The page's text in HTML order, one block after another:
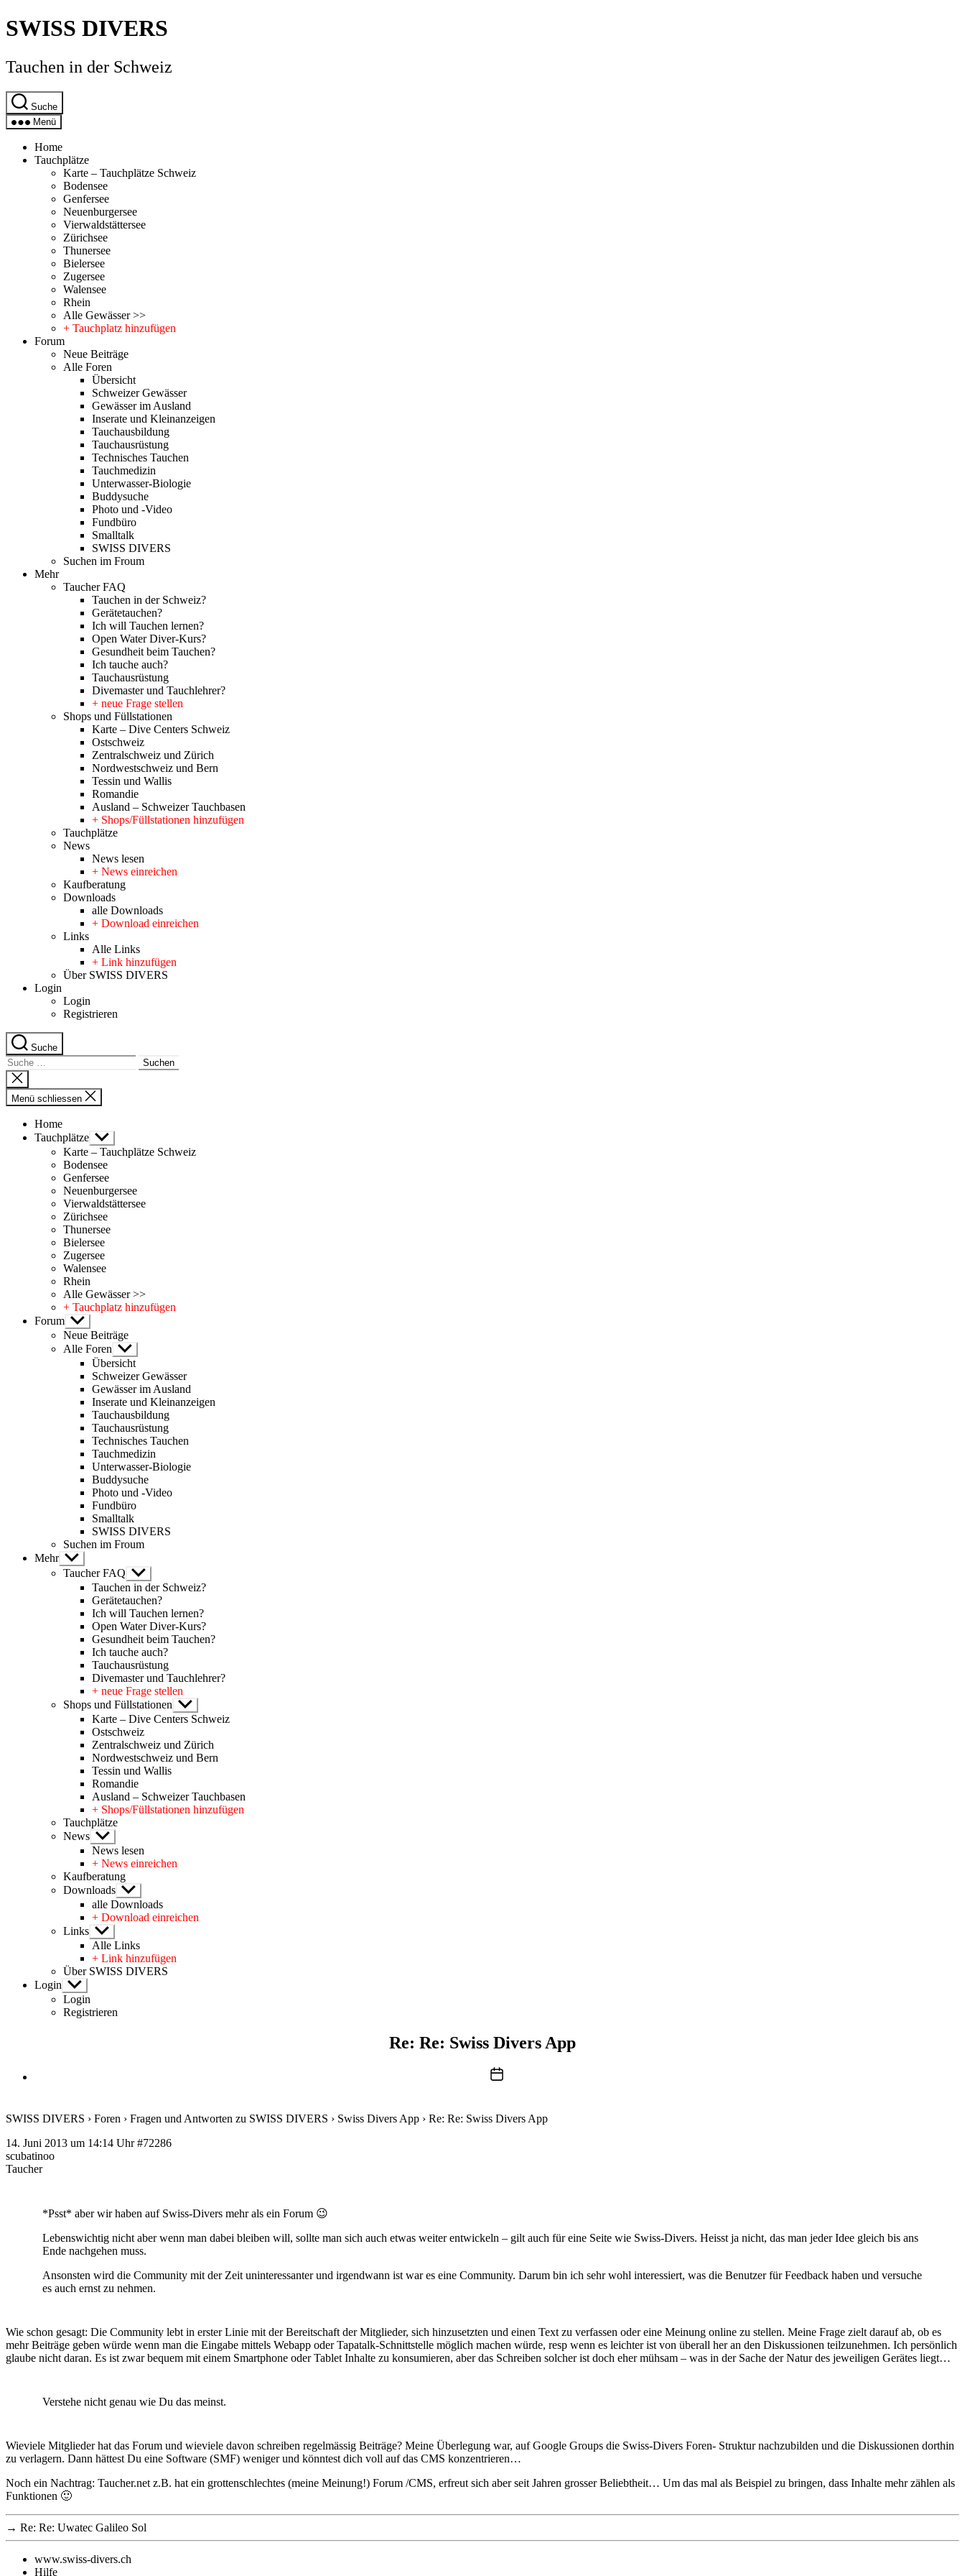
Direkt
zum
wechseln
SWISS DIVERS
Tauchen in der Schweiz
Suche
Menü
Home
Tauchplätze
Karte – Tauchplätze Schweiz
Bodensee
Genfersee
Neuenburgersee
Vierwaldstättersee
Zürichsee
Thunersee
Bielersee
Zugersee
Walensee
Rhein
Alle Gewässer >>
+ Tauchplatz hinzufügen
Forum
Neue Beiträge
Alle Foren
Übersicht
Schweizer Gewässer
Gewässer im Ausland
Inserate und Kleinanzeigen
Tauchausbildung
Tauchausrüstung
Technisches Tauchen
Tauchmedizin
Unterwasser-Biologie
Buddysuche
Photo und -Video
Fundbüro
Smalltalk
SWISS DIVERS
Suchen im Froum
Mehr
Taucher FAQ
Tauchen in der Schweiz?
Gerätetauchen?
Ich will Tauchen lernen?
Open Water Diver-Kurs?
Gesundheit beim Tauchen?
Ich tauche auch?
Tauchausrüstung
Divemaster und Tauchlehrer?
+ neue Frage stellen
Shops und Füllstationen
Karte – Dive Centers Schweiz
Ostschweiz
Zentralschweiz und Zürich
Nordwestschweiz und Bern
Tessin und Wallis
Romandie
Ausland – Schweizer Tauchbasen
+ Shops/Füllstationen hinzufügen
Tauchplätze
News
News lesen
+ News einreichen
Kaufberatung
Downloads
alle Downloads
+ Download einreichen
Links
Alle Links
+ Link hinzufügen
Über SWISS DIVERS
Login
Login
Registrieren
Suche
Suche
nach:
Suche
schliessen
Menü schliessen
Home
Tauchplätze Untermenü
anzeigen
Karte – Tauchplätze Schweiz
Bodensee
Genfersee
Neuenburgersee
Vierwaldstättersee
Zürichsee
Thunersee
Bielersee
Zugersee
Walensee
Rhein
Alle Gewässer >>
+ Tauchplatz hinzufügen
Forum Untermenü
anzeigen
Neue Beiträge
Alle Foren Untermenü
anzeigen
Übersicht
Schweizer Gewässer
Gewässer im Ausland
Inserate und Kleinanzeigen
Tauchausbildung
Tauchausrüstung
Technisches Tauchen
Tauchmedizin
Unterwasser-Biologie
Buddysuche
Photo und -Video
Fundbüro
Smalltalk
SWISS DIVERS
Suchen im Froum
Mehr Untermenü
anzeigen
Taucher FAQ Untermenü
anzeigen
Tauchen in der Schweiz?
Gerätetauchen?
Ich will Tauchen lernen?
Open Water Diver-Kurs?
Gesundheit beim Tauchen?
Ich tauche auch?
Tauchausrüstung
Divemaster und Tauchlehrer?
+ neue Frage stellen
Shops und Füllstationen Untermenü
anzeigen
Karte – Dive Centers Schweiz
Ostschweiz
Zentralschweiz und Zürich
Nordwestschweiz und Bern
Tessin und Wallis
Romandie
Ausland – Schweizer Tauchbasen
+ Shops/Füllstationen hinzufügen
Tauchplätze
News Untermenü
anzeigen
News lesen
+ News einreichen
Kaufberatung
Downloads Untermenü
anzeigen
alle Downloads
+ Download einreichen
Links Untermenü
anzeigen
Alle Links
+ Link hinzufügen
Über SWISS DIVERS
Login Untermenü
anzeigen
Login
Registrieren
Re: Re: Swiss Divers App
Beitragsdatum
SWISS DIVERS › Foren › Fragen und Antworten zu SWISS DIVERS › Swiss Divers App › Re: Re: Swiss Divers App
14. Juni 2013 um 14:14 Uhr #72286
scubatinoo
Taucher
*Psst* aber wir haben auf Swiss-Divers mehr als ein Forum 😉
Lebenswichtig nicht aber wenn man dabei bleiben will, sollte man sich auch etwas weiter entwickeln – gilt auch für eine Seite wie Swiss-Divers. Heisst ja nicht, das man jeder Idee gleich bis ans
Ende nachgehen muss.
Ansonsten wird die Community mit der Zeit uninteressanter und irgendwann ist war es eine Community. Darum bin ich sehr wohl interessiert, was die Benutzer für Feedback haben und versuche
es auch ernst zu nehmen.
Wie schon gesagt: Die Community lebt in erster Linie mit der Bereitschaft der Mitglieder, sich hinzusetzten und einen Text zu verfassen oder eine Meinung online zu stellen. Meine Frage zielt darauf ab, ob es
mehr Beiträge geben würde wenn man die Eingabe mittels Webapp oder Tapatalk-Schnittstelle möglich machen würde, resp wenn es leichter ist von überall her an den Diskussionen teilzunehmen. Ich persönlich
glaube nicht daran. Es ist zwar bequem mit einem Smartphone oder Tablet Inhalte zu konsumieren, aber das Schreiben solcher ist doch eher mühsam – was in der Sache der Natur des jeweiligen Gerätes liegt…
Verstehe nicht genau wie Du das meinst.
Wieviele Mitglieder hat das Forum und wieviele davon schreiben regelmässig Beiträge? Meine Überlegung war, auf Google Groups die Swiss-Divers Foren- Struktur nachzubilden und die Diskussionen dorthin
zu verlagern. Dann hättest Du eine Software (SMF) weniger und könntest dich voll auf das CMS konzentrieren…
Noch ein Nachtrag: Taucher.net z.B. hat ein grottenschlechtes (meine Meinung!) Forum /CMS, erfreut sich aber seit Jahren grosser Beliebtheit… Um das mal als Beispiel zu bringen, dass Inhalte mehr zählen als
Funktionen 🙂
→ Re: Re: Uwatec Galileo Sol
www.swiss-divers.ch
Hilfe